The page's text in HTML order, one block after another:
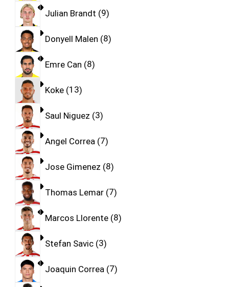
Julian Brandt 9
Donyell Malen 8
Emre Can 8
Koke 13
Saul Niguez 3
Angel Correa 7
Jose Gimenez 8
Thomas Lemar 7
Marcos Llorente 8
Stefan Savic 3
Joaquin Correa 7